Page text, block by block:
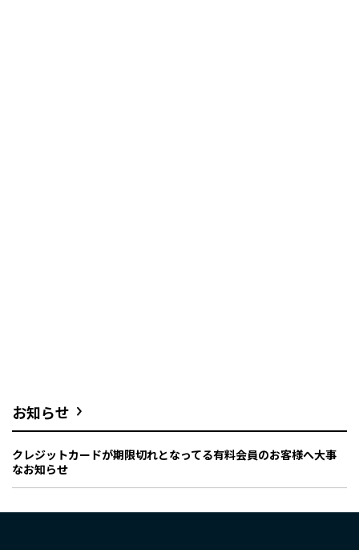
お知らせ
クレジットカードが期限切れとなってる有料会員のお客様へ大事
なお知らせ